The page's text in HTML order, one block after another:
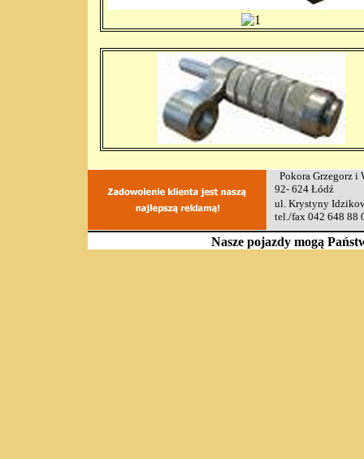
Pokora
92- 624 Łódź
ul. Krystyny
tel./fax 042
Nasze pojazdy mogą